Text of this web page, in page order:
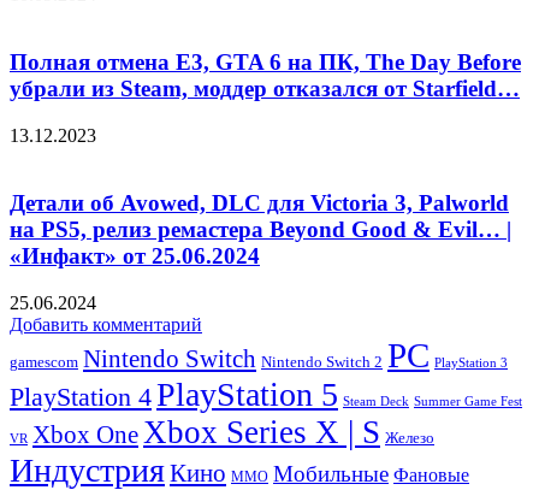
Полная отмена Е3, GTA 6 на ПК, The Day Before
убрали из Steam, моддер отказался от Starfield…
13.12.2023
Детали об Avowed, DLC для Victoria 3, Palworld
на PS5, релиз ремастера Beyond Good & Evil… |
«Инфакт» от 25.06.2024
25.06.2024
Добавить комментарий
gamescom Nintendo Switch Nintendo Switch 2 PC PlayStation 3
PlayStation 4PlayStation 5 Steam Deck Summer Game Fest
VR Xbox OneXbox Series X | S Железо
ИндустрияКино ММО Мобильные Фановые